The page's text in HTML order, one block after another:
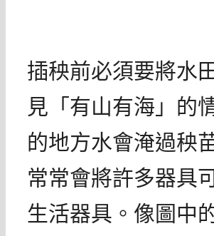
插秧前必須要將水
見「有山有海」的
的地方水會淹過秧
常常會將許多器具
生活器具。像圖中